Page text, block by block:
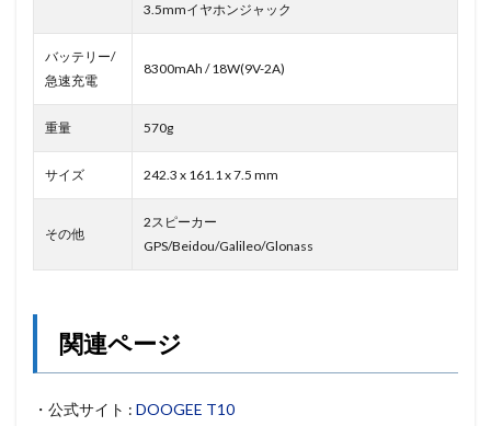
3.5mmイヤホンジャック
バッテリー/
急速充電
8300mAh / 18W(9V-2A)
重量 570g
サイズ 242.3 x 161.1 x 7.5 mm
その他
2スピーカー
GPS/Beidou/Galileo/Glonass
関連ページ
・公式サイト : DOOGEE T10